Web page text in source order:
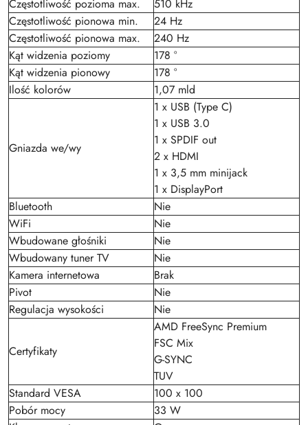
Częstotliwość pozioma max.
510 kHz
Częstotliwość pionowa min.
24 Hz
Częstotliwość pionowa max.
240 Hz
Kąt widzenia poziomy
178 °
Kąt widzenia pionowy
178 °
Ilość kolorów
1,07 mld
Gniazda we/wy
1 x USB (Type C)
1 x USB 3.0
1 x SPDIF out
2 x HDMI
1 x 3,5 mm minijack
1 x DisplayPort
Bluetooth
Nie
WiFi
Nie
Wbudowane głośniki
Nie
Wbudowany tuner TV
Nie
Kamera internetowa
Brak
Pivot
Nie
Regulacja wysokości
Nie
Certyfikaty
AMD FreeSync Premium
FSC Mix
G-SYNC
TUV
Standard VESA
100 x 100
Pobór mocy
33 W